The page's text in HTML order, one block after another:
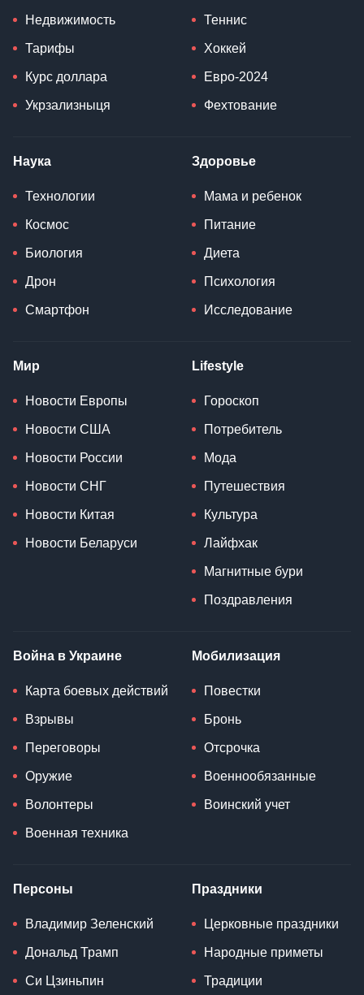
Недвижимость
Тарифы
Курс доллара
Укрзализныця
Теннис
Хоккей
Евро-2024
Фехтование
Наука
Технологии
Космос
Биология
Дрон
Смартфон
Здоровье
Мама и ребенок
Питание
Диета
Психология
Исследование
Мир
Новости Европы
Новости США
Новости России
Новости СНГ
Новости Китая
Новости Беларуси
Lifestyle
Гороскоп
Потребитель
Мода
Путешествия
Культура
Лайфхак
Магнитные бури
Поздравления
Война в Украине
Карта боевых действий
Взрывы
Переговоры
Оружие
Волонтеры
Военная техника
Мобилизация
Повестки
Бронь
Отсрочка
Военнообязанные
Воинский учет
Персоны
Владимир Зеленский
Дональд Трамп
Си Цзиньпин
Праздники
Церковные праздники
Народные приметы
Традиции